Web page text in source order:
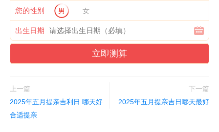
您的性别 男 女
出生日期
立即测算
上一篇
2025年五月提亲吉利日 哪天好
合适提亲
下一篇
2025年五月提亲吉日哪天最好